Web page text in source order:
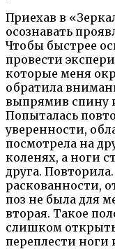
Приехав в
осознавать
Чтобы быстрее
провести
которые меня
обратила
выпрямив спину
Попыталась
уверенности,
посмотрела на
коленях, а ноги
друга.
раскованности,
поз не была для
вторая. Такое
слишком
переплести ноги